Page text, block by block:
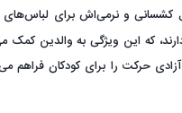
کشسانی و نرمی‌اش برای لباس‌های
که این ویژگی به والدین کمک
حرکت را برای کودکان فراهم